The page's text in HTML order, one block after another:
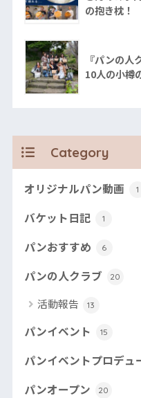
の抱き枕！
『パンの人
10人の小樽
Category
オリジナルパン動画 1
バケット日記 1
パンおすすめ 6
パンの人クラブ 20
活動報告 13
パンイベント 15
パンイベントプロデュ
パンオープン 20